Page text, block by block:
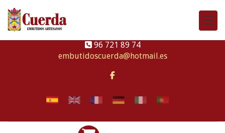
96 721 89 74
embutidoscuerda
hotmail.es